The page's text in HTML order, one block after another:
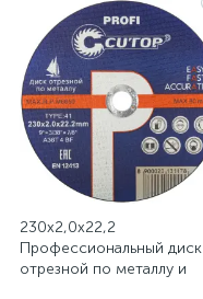
230х2,0х22,2
Профессиональный диск
отрезной по металлу и